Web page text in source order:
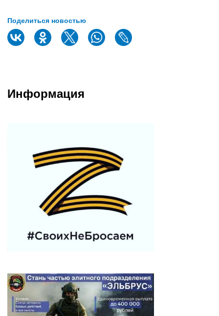
Поделиться новостью
Информация